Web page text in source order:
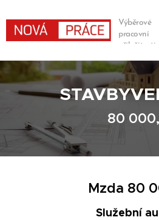
Výběrové
pracovní
příležitosti
80
Mzda 80
Služební